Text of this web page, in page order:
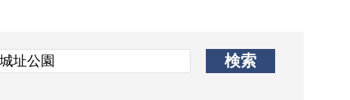
イベント・講座などに参加したい